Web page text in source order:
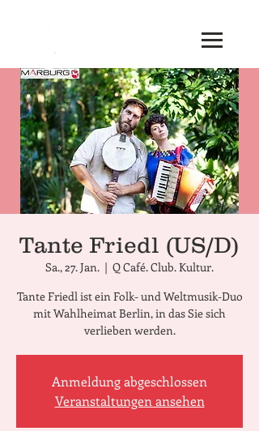
Tante Friedl (US/D)
Sa., 27. Jan.
  |
Q Café. Club. Kultur.
Tante Friedl ist ein Folk- und Weltmusik-Duo
mit Wahlheimat Berlin, in das Sie sich
verlieben werden.
Anmeldung abgeschlossen
Veranstaltungen ansehen